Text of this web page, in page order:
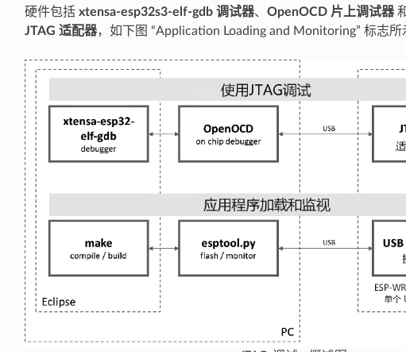
硬件包括 xtensa-esp32s3-elf-gdb 调试器、 OpenOCD 片上调试器
JTAG 适配器，如下图 “Application Loading and Monitoring” 标志所